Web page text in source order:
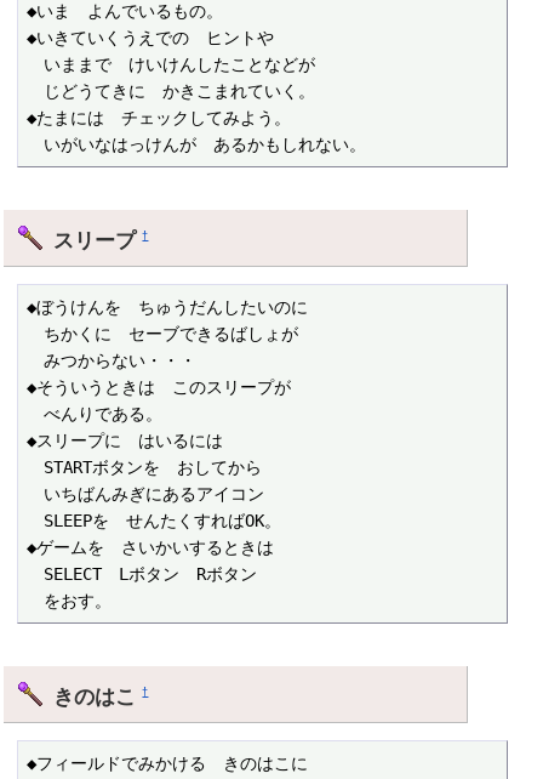
◆いま　よんでいるもの。
◆いきていくうえでの　ヒントや
いままで　けいけんしたことなどが
じどうてきに　かきこまれていく。
◆たまには　チェックしてみよう。
いがいなはっけんが　あるかもしれない。
スリープ†
◆ぼうけんを　ちゅうだんしたいのに
ちかくに　セーブできるばしょが
みつからない・・・
◆そういうときは　このスリープが
べんりである。
◆スリープに　はいるには
STARTボタンを　おしてから
いちばんみぎにあるアイコン
SLEEPを　せんたくすればOK。
◆ゲームを　さいかいするときは
SELECT　Lボタン　Rボタン
をおす。
きのはこ†
◆フィールドでみかける　きのはこに